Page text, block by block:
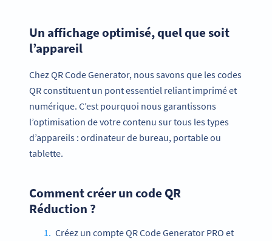
Un affichage optimisé, quel que soit
l’appareil
Chez QR Code Generator, nous savons que les codes
QR constituent un pont essentiel reliant imprimé et
numérique. C’est pourquoi nous garantissons
l’optimisation de votre contenu sur tous les types
d’appareils : ordinateur de bureau, portable ou
tablette.
Comment créer un code QR
Réduction ?
Créez un compte QR Code Generator PRO et